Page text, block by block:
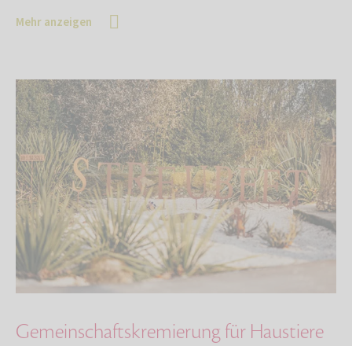
Mehr anzeigen
Gemeinschaftskremierung für Haustiere